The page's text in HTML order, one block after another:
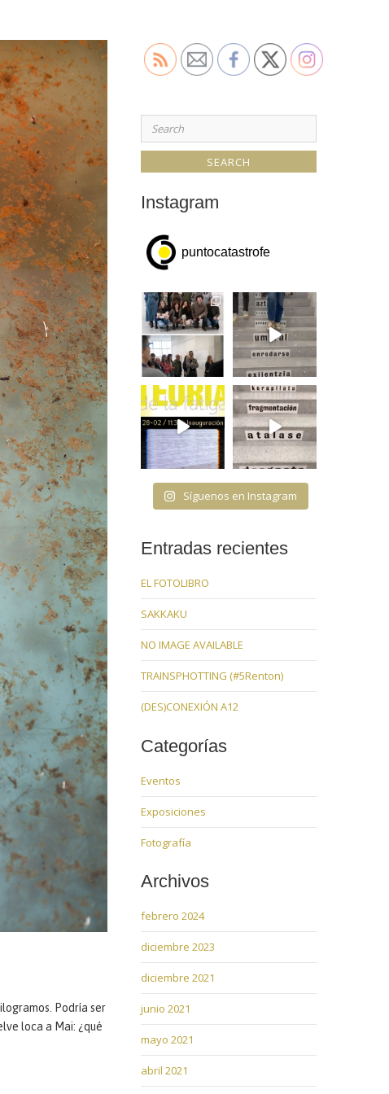
Podría ser
loca a Mai: ¿qué
Search
for:
Instagram
puntocatastrofe
Síguenos en Instagram
Entradas recientes
EL FOTOLIBRO
SAKKAKU
NO IMAGE AVAILABLE
TRAINSPHOTTING (#5Renton)
(DES)CONEXIÓN A12
Categorías
Eventos
Exposiciones
Fotografía
Archivos
febrero 2024
diciembre 2023
diciembre 2021
junio 2021
mayo 2021
abril 2021